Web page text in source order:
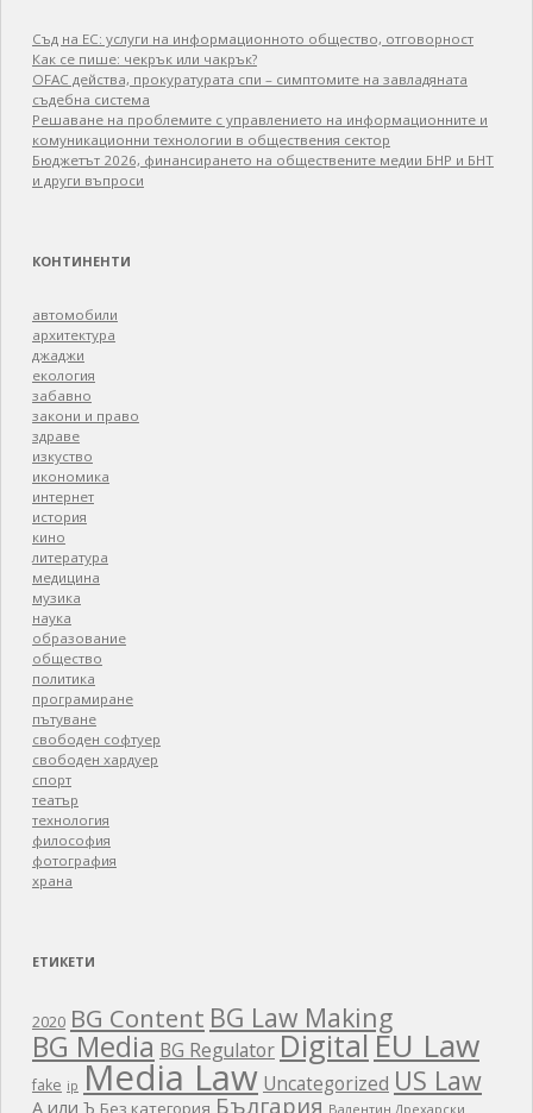
Съд на ЕС: услуги на информационното общество, отговорност
Как се пише: чекрък или чакрък?
OFAC действа, прокуратурата спи – симптомите на завладяната
съдебна система
Решаване на проблемите с управлението на информационните и
комуникационни технологии в обществения сектор
Бюджетът 2026, финансирането на обществените медии БНР и БНТ
и други въпроси
КОНТИНЕНТИ
автомобили
архитектура
джаджи
екология
забавно
закони и право
здраве
изкуство
икономика
интернет
история
кино
литература
медицина
музика
наука
образование
общество
политика
програмиране
пътуване
свободен софтуер
свободен хардуер
спорт
театър
технология
философия
фотография
храна
ЕТИКЕТИ
2020 BG Content BG Law Making
BG Media BG RegulatorDigitalEU Law
fake ip Media Law Uncategorized US Law
А или Ъ Без категория България Валентин Дрехарски